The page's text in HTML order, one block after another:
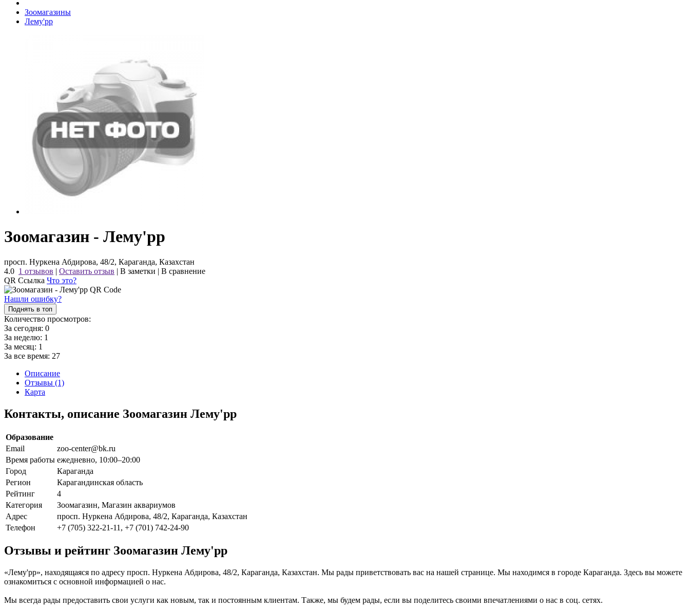
Зоомагазины
Лему'рр
Зоомагазин - Лему'рр
просп. Нуркена Абдирова, 48/2, Караганда, Казахстан
4.0 1 отзывов | Оставить отзыв | В заметки | В сравнение
QR Ссылка Что это?
Нашли ошибку?
Поднять в топ
Количество просмотров:
За сегодня: 0
За неделю: 1
За месяц: 1
За все время: 27
Описание
Отзывы (1)
Карта
Контакты, описание Зоомагазин Лему'рр
Образование
Email
zoo-center@bk.ru
Время работы ежедневно, 10:00–20:00
Город
Караганда
Регион
Карагандинская область
Рейтинг
4
Категория
Зоомагазин, Магазин аквариумов
Адрес
просп. Нуркена Абдирова, 48/2, Караганда, Казахстан
Телефон
+7 (705) 322-21-11, +7 (701) 742-24-90
Отзывы и рейтинг Зоомагазин Лему'рр
«Лему'рр», находящаяся по адресу просп. Нуркена Абдирова, 48/2, Караганда, Казахстан. Мы рады приветствовать вас на нашей странице. Мы находимся в городе Караганда. Здесь вы можете
ознакомиться с основной информацией о нас.
Мы всегда рады предоставить свои услуги как новым, так и постоянным клиентам. Также, мы будем рады, если вы поделитесь своими впечатлениями о нас в соц. сетях.